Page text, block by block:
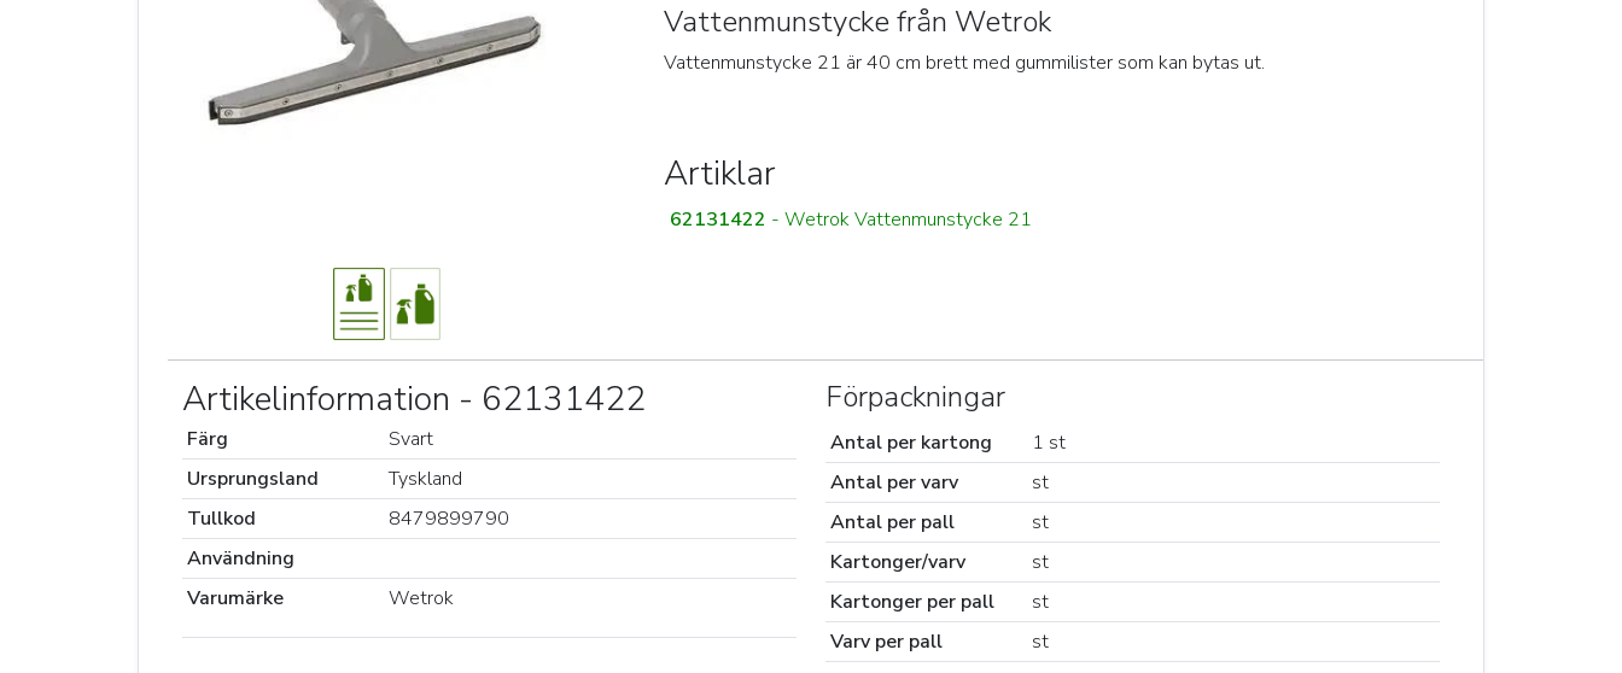
Vattenmunstycke från Wetrok
Vattenmunstycke 21 är 40 cm brett med gummilister som kan bytas ut.
Artiklar
62131422 - Wetrok Vattenmunstycke 21
Artikelinformation - 62131422
Färg
Svart
Ursprungsland
Tyskland
Tullkod
8479899790
Användning
Varumärke
Wetrok
Förpackningar
Antal per kartong
1 st
Antal per varv
st
Antal per pall
st
Kartonger/varv
st
Kartonger per pall
st
Varv per pall
st